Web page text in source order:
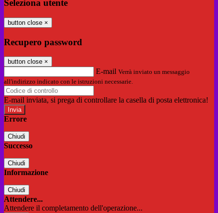
Seleziona utente
button close ×
Recupero password
button close ×
E-mail Verrà inviato un messaggio
all'indirizzo indicato con le istruzioni necessarie.
E-mail inviata, si prega di controllare la casella di posta elettronica!
Errore
Chiudi
Successo
Chiudi
Informazione
Chiudi
Attendere...
Attendere il completamento dell'operazione...